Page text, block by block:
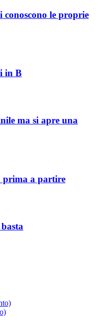
le proprie
in B
ma si apre una
prima a partire